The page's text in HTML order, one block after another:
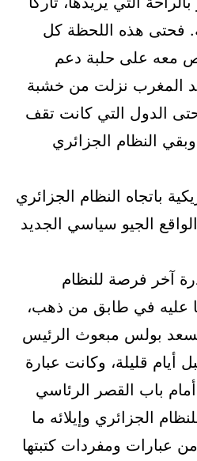
فحتى هذه اللحظة كل
معه على حلبة دعم
المغرب نزلت من خشبة
الدول التي كانت تقف
النظام الجزائري
باتجاه النظام الجزائري
الجيو سياسي الجديد
آخر فرصة للنظام
عليه في طابق من ذهب،
بولس مبعوث الرئيس
أيام قليلة، وكانت عبارة
أمام باب القصر الرئاسي
الجزائري وإيلائه ما
عبارات ومفردات كتبتها